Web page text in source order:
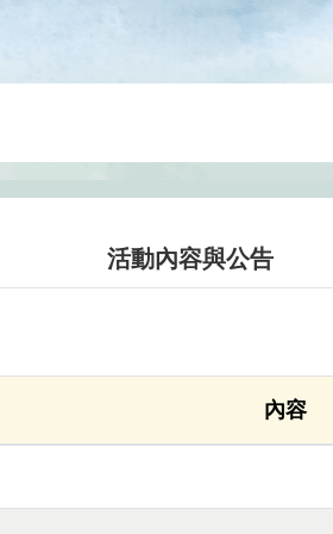
活動內容與公告
內容